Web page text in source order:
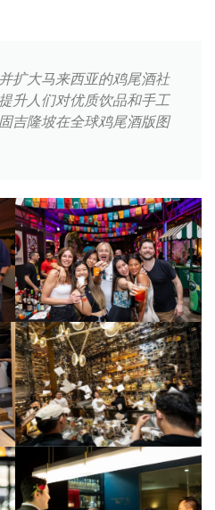
扩大马来西亚的鸡尾酒社
升人们对优质饮品和手工
吉隆坡在全球鸡尾酒版图